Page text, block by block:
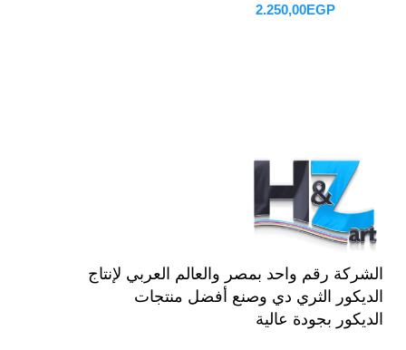
EGP
الشركة رقم واحد بمصر والعالم العربي لإنتاج
الديكور الثري دي وصنع أفضل منتجات
الديكور بجودة عالية